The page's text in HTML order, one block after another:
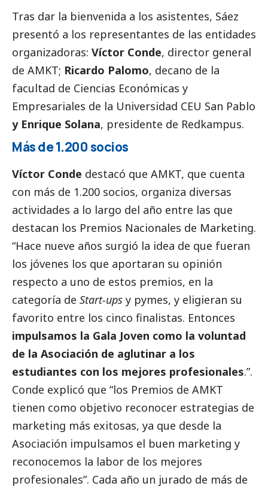
Tras dar la bienvenida a los asistentes, Sáez
presentó a los representantes de las entidades
organizadoras: Víctor Conde, director general
de AMKT; Ricardo Palomo, decano de la
facultad de Ciencias Económicas y
Empresariales de la Universidad CEU San Pablo
y Enrique Solana, presidente de Redkampus.
Más de 1.200 socios
Víctor Conde destacó que AMKT, que cuenta
con más de 1.200 socios, organiza diversas
actividades a lo largo del año entre las que
destacan los Premios Nacionales de Marketing.
“Hace nueve años surgió la idea de que fueran
los jóvenes los que aportaran su opinión
respecto a uno de estos premios, en la
categoría de Start-ups y pymes, y eligieran su
favorito entre los cinco finalistas. Entonces
impulsamos la Gala Joven como la voluntad
de la Asociación de aglutinar a los
estudiantes con los mejores profesionales.”.
Conde explicó que “los Premios de AMKT
tienen como objetivo reconocer estrategias de
marketing más exitosas, ya que desde la
Asociación impulsamos el buen marketing y
reconocemos la labor de los mejores
profesionales”. Cada año un jurado de más de